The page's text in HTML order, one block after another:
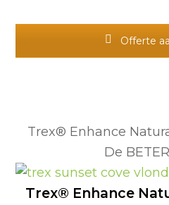
Offerte
Trex® Enhance
De
Trex® Enhance